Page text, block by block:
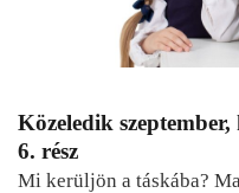
Közeledik
6. rész
Mi kerüljön a táskába?